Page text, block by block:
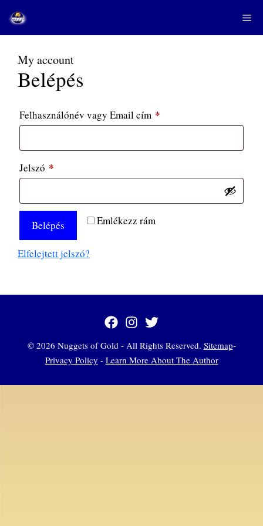
My account
Belépés
Felhasználónév vagy Email cím *
Jelszó *
Emlékezz rám
Belépés
Elfelejtett jelszó?
© 2026 Nuggets of Gold - All Rights Reserved. Sitemap-
Privacy Policy - Learn More About The Author